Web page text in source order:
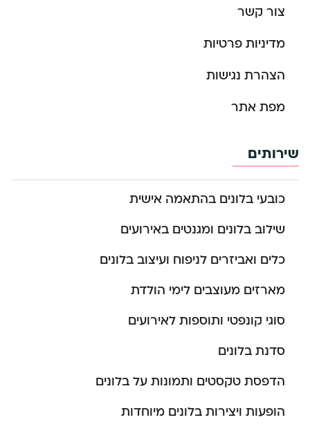
צור קשר
מדיניות פרטיות
הצהרת נגישות
מפת אתר
שירותים
כובעי בלונים בהתאמה אישית
שילוב בלונים ומגנטים באירועים
כלים ואביזרים לניפוח ועיצוב בלונים
מארזים מעוצבים לימי הולדת
סוגי קונפטי ותוספות לאירועים
סדנת בלונים
הדפסת טקסטים ותמונות על בלונים
הופעות ויצירות בלונים מיוחדות